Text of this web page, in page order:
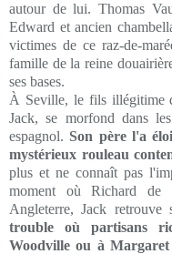
autour de lui. Thomas
Edward et ancien
victimes de ce raz-de-
famille de la reine
ses bases.
À Seville, le fils illégitime
Jack, se morfond dans
espagnol. Son père l'a
mystérieux rouleau
plus et ne connaît pas
moment où Richard de
Angleterre, Jack
trouble où partisans
Woodville ou à